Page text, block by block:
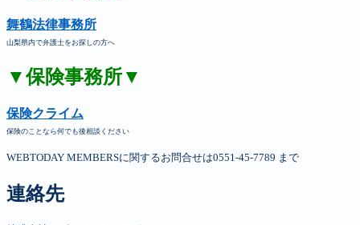
舞鶴法律事務所
山梨県内で弁護士をお探しの方へ
▼保険事務所▼
保険クライム
保険のことなら何でも後相談ください
WEBTODAY MEMBERSに関するお問合せは0551-45-7789 まで
連絡先